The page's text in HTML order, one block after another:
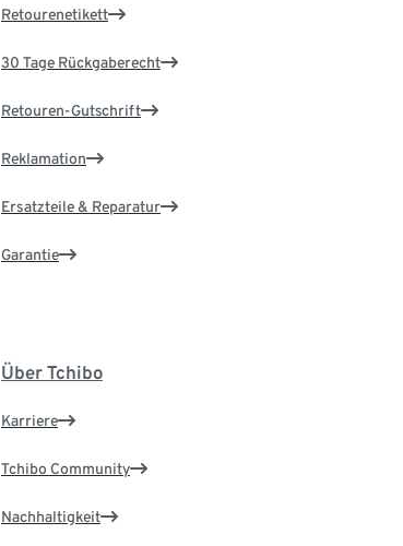
Retourenetikett
30 Tage Rückgaberecht
Retouren-Gutschrift
Reklamation
Ersatzteile & Reparatur
Garantie
Über Tchibo
Karriere
Tchibo Community
Nachhaltigkeit